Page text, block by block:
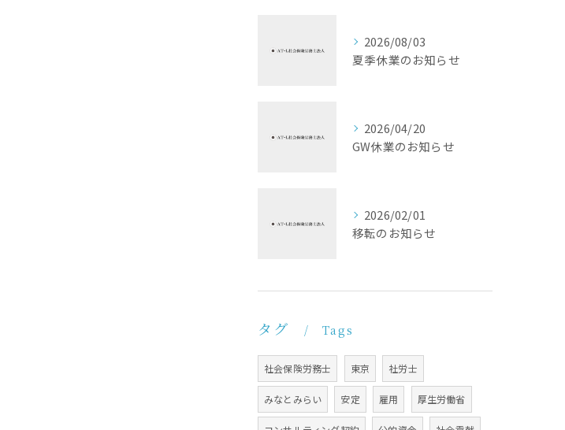
2026/08/03
夏季休業のお知らせ
2026/04/20
GW休業のお知らせ
2026/02/01
移転のお知らせ
タグ Tags
社会保険労務士 東京 社労士
みなとみらい 安定 雇用 厚生労働省